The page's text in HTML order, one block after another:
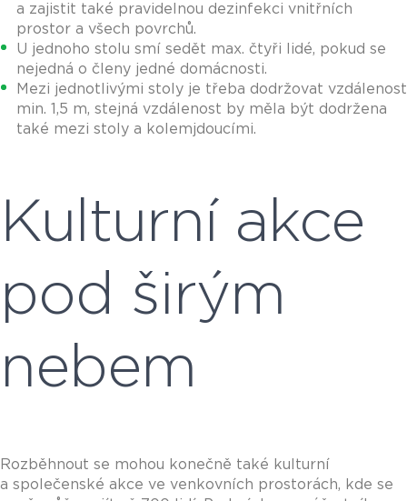
a zajistit také pravidelnou dezinfekci vnitřních
prostor a všech povrchů.
U jednoho stolu smí sedět max. čtyři lidé, pokud se
nejedná o členy jedné domácnosti.
Mezi jednotlivými stoly je třeba dodržovat vzdálenost
min. 1,5 m, stejná vzdálenost by měla být dodržena
také mezi stoly a kolemjdoucími.
Kulturní akce
pod širým
nebem
Rozběhnout se mohou konečně také kulturní
a společenské akce ve venkovních prostorách, kde se